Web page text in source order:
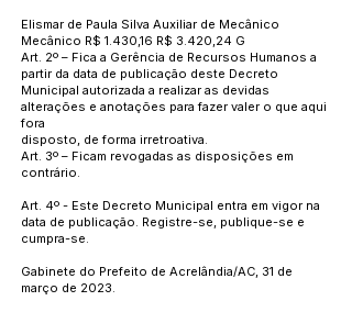
Elismar de Paula Silva Auxiliar de Mecânico
Mecânico R$ 1.430,16 R$ 3.420,24 G
Art. 2º – Fica a Gerência de Recursos Humanos a
partir da data de publicação deste Decreto
Municipal autorizada a realizar as devidas
alterações e anotações para fazer valer o que aqui
fora
disposto, de forma irretroativa.
Art. 3º – Ficam revogadas as disposições em
contrário.
Art. 4º - Este Decreto Municipal entra em vigor na
data de publicação. Registre-se, publique-se e
cumpra-se.
Gabinete do Prefeito de Acrelândia/AC, 31 de
março de 2023.